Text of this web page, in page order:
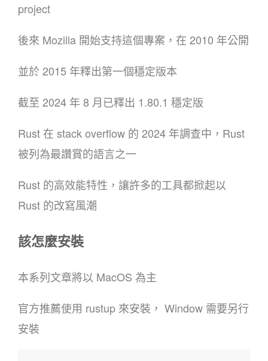
project
後來 Mozilla 開始支持這個專案，在 2010 年公開
並於 2015 年釋出第一個穩定版本
截至 2024 年 8 月已釋出 1.80.1 穩定版
Rust 在 stack overflow 的 2024 年調查中，Rust
被列為最讚賞的語言之一
Rust 的高效能特性，讓許多的工具都掀起以
Rust 的改寫風潮
該怎麼安裝
本系列文章將以 MacOS 為主
官方推薦使用 rustup 來安裝， Window 需要另行
安裝